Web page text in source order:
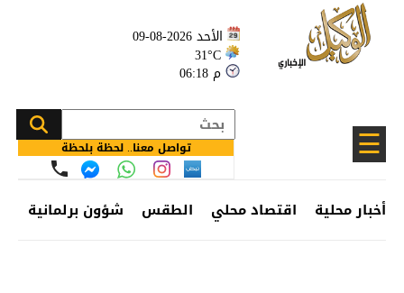
الأحد 2026-08-09
31°C
06:18 م
☰ تواصل معنا.. لحظة بلحظة
أخبار محلية اقتصاد محلي الطقس شؤون برلمانية